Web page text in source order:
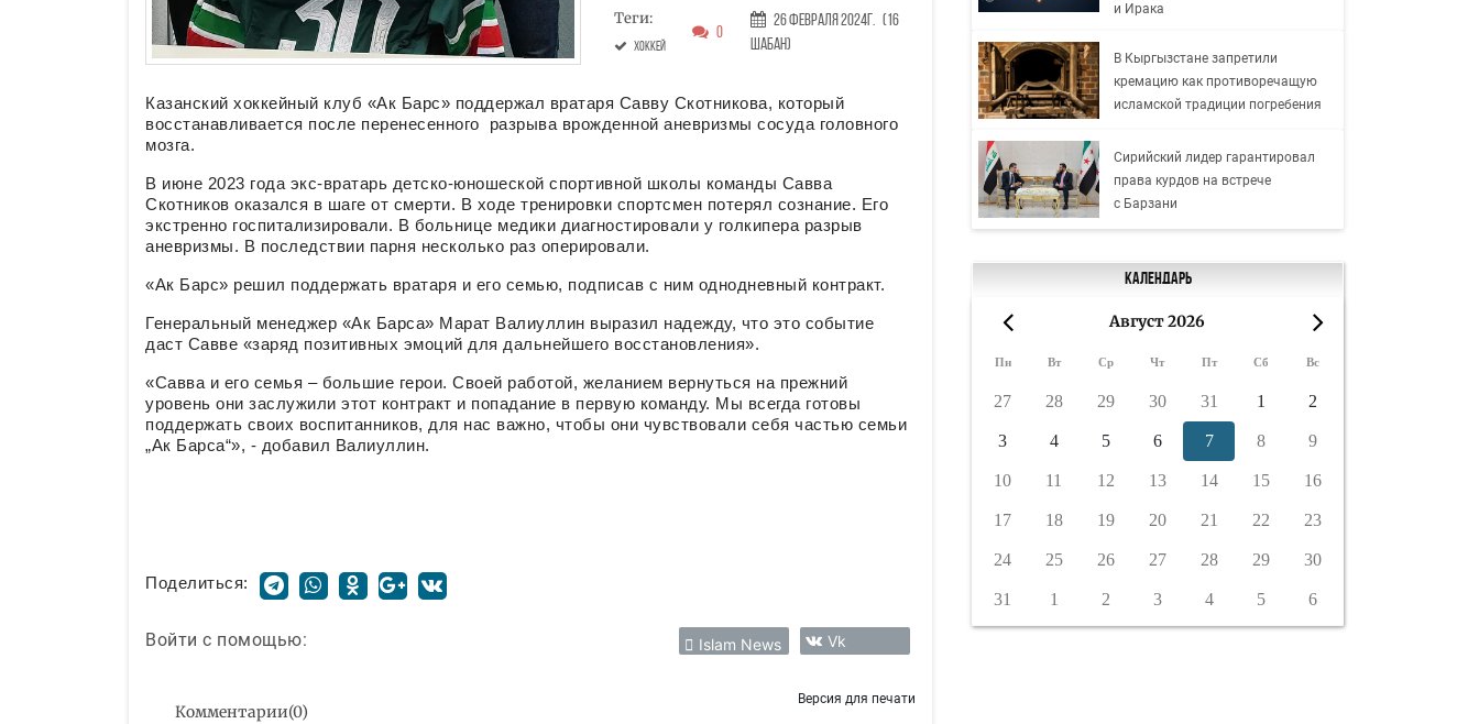
Теги:
хоккей
0
26 Февраля 2024г. (16
Шабан)
Казанский хоккейный клуб «Ак Барс» поддержал вратаря Савву Скотникова, который
восстанавливается после перенесенного разрыва врожденной аневризмы сосуда головного
мозга.
В июне 2023 года экс-вратарь детско-юношеской спортивной школы команды Савва
Скотников оказался в шаге от смерти. В ходе тренировки спортсмен потерял сознание. Его
экстренно госпитализировали. В больнице медики диагностировали у голкипера разрыв
аневризмы. В последствии парня несколько раз оперировали.
«Ак Барс» решил поддержать вратаря и его семью, подписав с ним однодневный контракт.
Генеральный менеджер «Ак Барса» Марат Валиуллин выразил надежду, что это событие
даст Савве «заряд позитивных эмоций для дальнейшего восстановления».
«Савва и его семья – большие герои. Своей работой, желанием вернуться на прежний
уровень они заслужили этот контракт и попадание в первую команду. Мы всегда готовы
поддержать своих воспитанников, для нас важно, чтобы они чувствовали себя частью семьи
„Ак Барса“», - добавил Валиуллин.
Поделиться:
Войти с помощью: Islam News Vk
Комментарии(0)
Версия для печати
и Ирака
В Кыргызстане запретили
кремацию как противоречащую
исламской традиции погребения
Сирийский лидер гарантировал
права курдов на встрече
с Барзани
Календарь
Август 2026
Пн Вт Ср Чт Пт Сб Вс
27 28 29 30 31 1 2
3 4 5 6 7 8 9
10 11 12 13 14 15 16
17 18 19 20 21 22 23
24 25 26 27 28 29 30
31 1 2 3 4 5 6